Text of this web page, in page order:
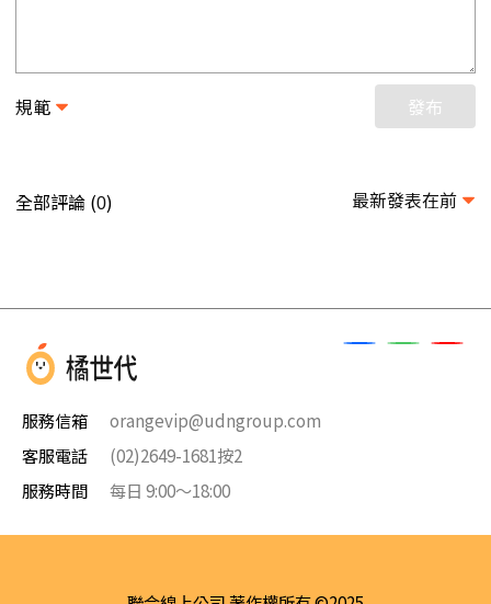
規範 發布
全部評論 (0) 最新發表在前
服務信箱
orangevip@udngroup.com
客服電話
(02)2649-1681按2
服務時間
每日 9:00～18:00